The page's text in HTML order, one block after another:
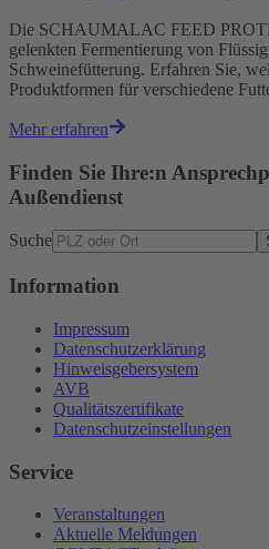
Die SCHAUMALAC FEED
gelenkten Fermentierung von
Schweinefütterung. Erfahren Sie,
Produktformen für verschiedene
Mehr erfahren
Finden Sie Ihre:n
Außendienst
Suche
Information
Impressum
Datenschutzerklärung
Hinweisgebersystem
AVB
Qualitätszertifikate
Datenschutzeinstellungen
Service
Veranstaltungen
Aktuelle Meldungen